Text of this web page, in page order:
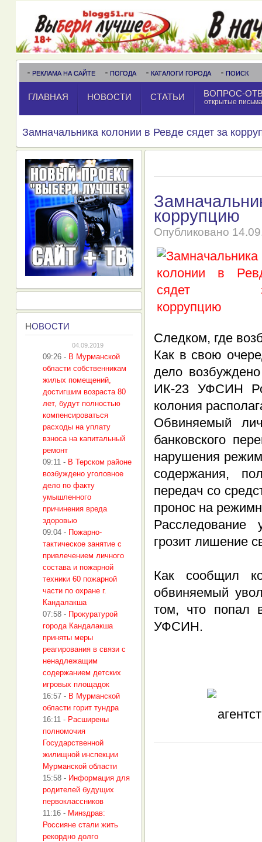
РЕКЛАМА НА САЙТЕ ПОГОДА КАТАЛОГИ ГОРОДА ПОИСК
ГЛАВНАЯ НОВОСТИ СТАТЬИ ВОПРОС-
открытые письма
Замначальника колонии в Ревде сядет за
коррупцию
Опубликовано
Следком, где
Как в свою
дело
ИК-23 УФСИН
колония
Обвиняемый
банковского
нарушения
содержания,
передач со
пронос на
Расследование
грозит лишение
Как сообщил
обвиняемый
том, что попал
УФСИН.
НОВОСТИ
04.09.2019
09:26 - В Мурманской
области собственникам
жилых помещений,
достигшим возраста 80
лет, будут полностью
компенсироваться
расходы на уплату
взноса на капитальный
ремонт
09:11 - В Терском районе
возбуждено уголовное
дело по факту
умышленного
причинения вреда
здоровью
09:04 - Пожарно-
тактическое занятие с
привлечением личного
состава и пожарной
техники 60 пожарной
части по охране г.
Кандалакша
07:58 - Прокуратурой
города Кандалакша
приняты меры
реагирования в связи с
ненадлежащим
содержанием детских
игровых площадок
16:57 - В Мурманской
области горит тундра
16:11 - Расширены
полномочия
Государственной
жилищной инспекции
Мурманской области
15:58 - Информация для
родителей будущих
первоклассников
11:16 - Минздрав:
Россияне стали жить
рекордно долго